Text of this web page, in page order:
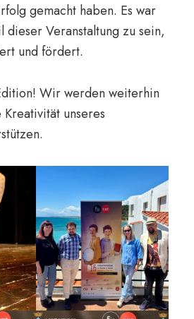
gemacht haben. Es war
dieser Veranstaltung zu sein,
und fördert.
Wir werden weiterhin
unseres